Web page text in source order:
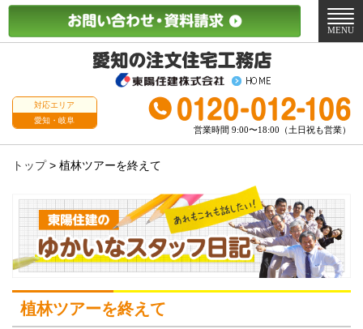
対応エリア
愛知・岐阜
営業時間 9:00〜18:00（土日祝も営業）
メ
ニ
MENU
トップ> 植林ツアーを終えて
植林ツアーを終えて